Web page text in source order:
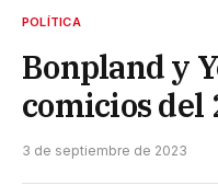
POLÍTICA
Bonpland y
comicios del
3 de septiembre de 2023